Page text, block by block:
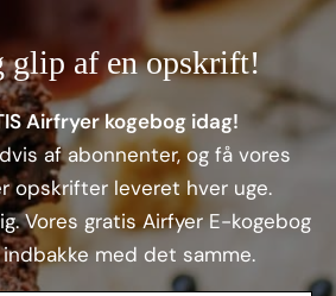
glip af en opskrift!
Airfryer kogebog idag!
af abonnenter, og få vores
opskrifter leveret hver uge.
Vores gratis Airfyer E-kogebog
med det samme.